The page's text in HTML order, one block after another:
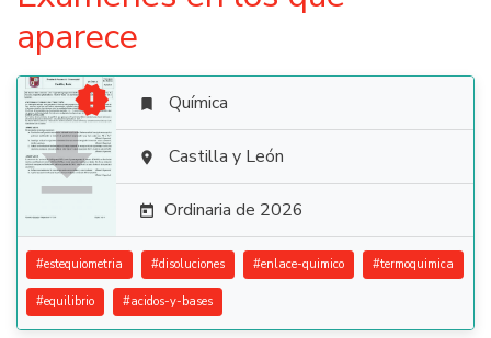
aparece

  Química
 Castilla y León
 Ordinaria de 2026
#estequiometria #disoluciones #enlace-quimico #termoquimica
#equilibrio #acidos-y-bases